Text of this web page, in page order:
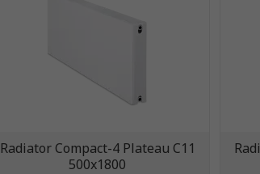
Radiator Compact-4 Plateau C11
500x1800